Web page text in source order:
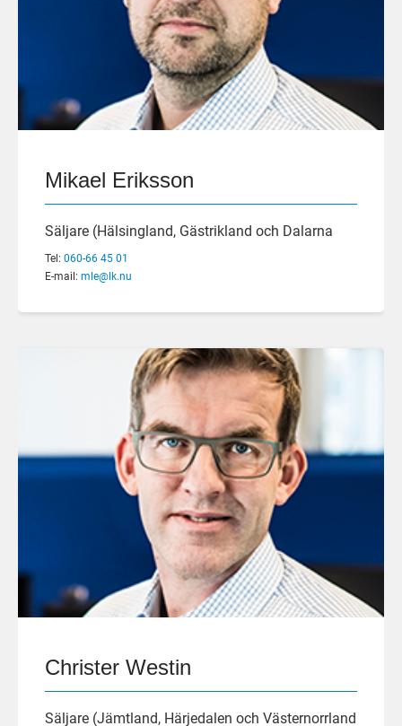
Mikael Eriksson
Säljare (Hälsingland, Gästrikland och Dalarna
Tel: 060-66 45 01
E-mail: mle@lk.nu
Christer Westin
Säljare (Jämtland, Härjedalen och Västernorrland